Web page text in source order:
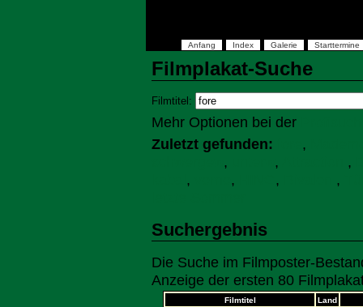
Anfang Index Galerie Starttermine
Filmplakat-Suche
Filmtitel:
Mehr Optionen bei der
Zuletzt gefunden:
,
, , ,
, , , ,
Suchergebnis
Die Suche im Filmposter-
Anzeige der ersten 80
Filmtitel Land